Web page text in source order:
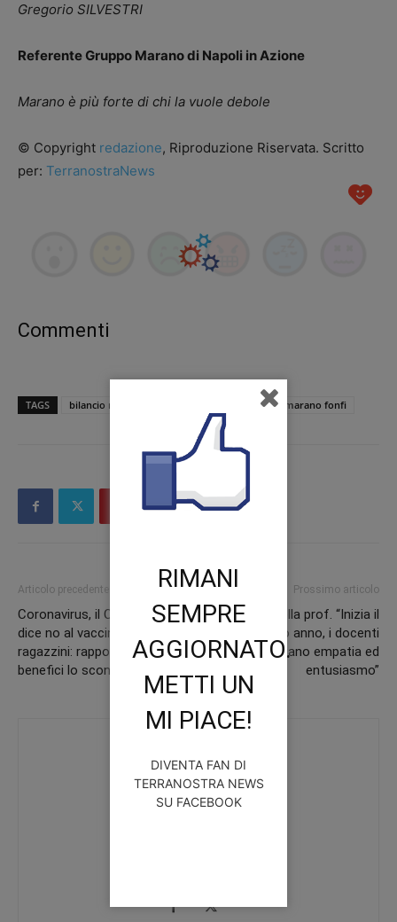
Gregorio SILVESTRI
Referente Gruppo Marano di Napoli in Azione
Marano è più forte di chi la vuole debole
© Copyright redazione, Riproduzione Riservata. Scritto
per: TerranostraNews
Commenti
TAGS bilancio marano fondi covid pics marano fonfi
Articolo precedente
Coronavirus, il Cts britannico
dice no al vaccino per i
ragazzini: rapporto rischi
benefici lo sconsiglia
Prossimo articolo
L’angolo della prof. “Inizia il
nuovo anno, i docenti
aggiungano empatia ed
entusiasmo”
RIMANI
SEMPRE
AGGIORNATO.
METTI UN
MI PIACE!
DIVENTA FAN DI
TERRANOSTRA NEWS
SU FACEBOOK